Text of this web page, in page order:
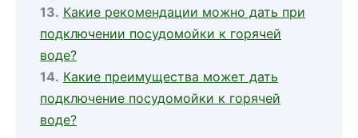
Какие рекомендации можно дать при
подключении посудомойки к горячей
воде?
Какие преимущества может дать
подключение посудомойки к горячей
воде?